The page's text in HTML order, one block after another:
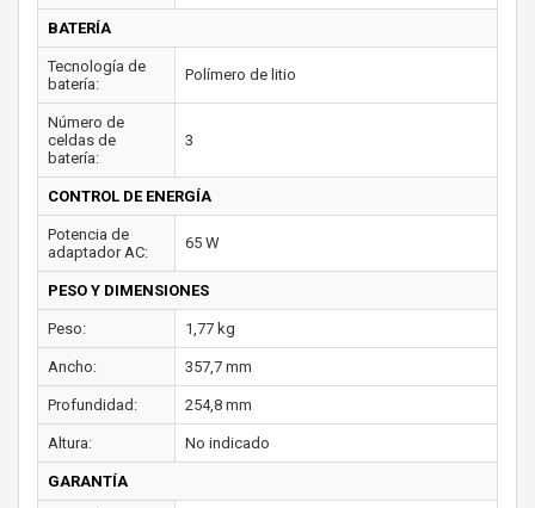
BATERÍA
Tecnología de
batería:
Polímero de litio
Número de
celdas de
batería:
3
CONTROL DE ENERGÍA
Potencia de
adaptador AC:
65 W
PESO Y DIMENSIONES
Peso: 1,77 kg
Ancho: 357,7 mm
Profundidad: 254,8 mm
Altura: No indicado
GARANTÍA